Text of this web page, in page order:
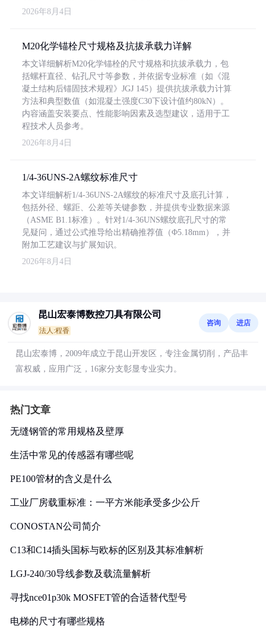
2026年8月4日
M20化学锚栓尺寸规格及抗拔承载力详解
本文详细解析M20化学锚栓的尺寸规格和抗拔承载力，包
括螺杆直径、钻孔尺寸等参数，并依据专业标准（如《混
凝土结构后锚固技术规程》JGJ 145）提供抗拔承载力计算
方法和典型数值（如混凝土强度C30下设计值约80kN）。
内容涵盖安装要点、性能影响因素及选型建议，适用于工
程技术人员参考。
2026年8月4日
1/4-36UNS-2A螺纹标准尺寸
本文详细解析1/4-36UNS-2A螺纹的标准尺寸及底孔计算，
包括外径、螺距、公差等关键参数，并提供专业数据来源
（ASME B1.1标准）。针对1/4-36UNS螺纹底孔尺寸的常
见疑问，通过公式推导给出精确推荐值（Φ5.18mm），并
附加工艺建议与扩展知识。
2026年8月4日
昆山宏泰博数控刀具有限公司
法人:程香
咨询 进店
昆山宏泰博，2009年成立于昆山开发区，专注金属切削，产品丰
富权威，应用广泛，16家分支彰显专业实力。
热门文章
无缝钢管的常用规格及壁厚
生活中常见的传感器有哪些呢
PE100管材的含义是什么
工业厂房载重标准：一平方米能承受多少公斤
CONOSTAN公司简介
C13和C14插头国标与欧标的区别及其标准解析
LGJ-240/30导线参数及载流量解析
寻找nce01p30k MOSFET管的合适替代型号
电梯的尺寸有哪些规格